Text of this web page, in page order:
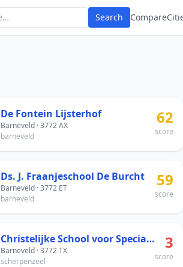
Search Compare
De Fontein Lijsterhof
Barneveld · 3772 AX
barneveld
62
score
Ds. J. Fraanjeschool De Burcht
Barneveld · 3772 ET
barneveld
59
score
Christelijke School voor Speciaal Basisonderwijs De Vogelhorst
Barneveld · 3772 TX
scherpenzeel
3
score